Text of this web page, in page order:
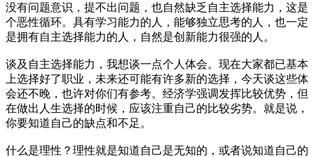
没有问题意识，提不出问题，也自然缺乏自主选择能力，这是
个恶性循环。具有学习能力的人，能够独立思考的人，也一定
是拥有自主选择能力的人，自然是创新能力很强的人。
谈及自主选择能力，我想谈一点个人体会。现在大家都已基本
上选择好了职业，未来还可能有许多新的选择，今天谈这些体
会还不晚，也许对你们有参考。经济学强调发挥比较优势，但
在做出人生选择的时候，应该注重自己的比较劣势。就是说，
你要知道自己的缺点和不足。
什么是理性？理性就是知道自己是无知的，或者说知道自己的